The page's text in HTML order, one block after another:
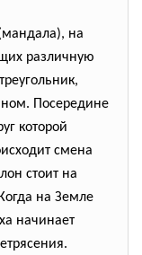
на
различную
Посередине
которой
смена
стоит на
на Земле
начинает